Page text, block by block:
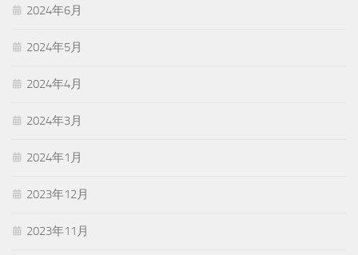
2024年6月
2024年5月
2024年4月
2024年3月
2024年1月
2023年12月
2023年11月